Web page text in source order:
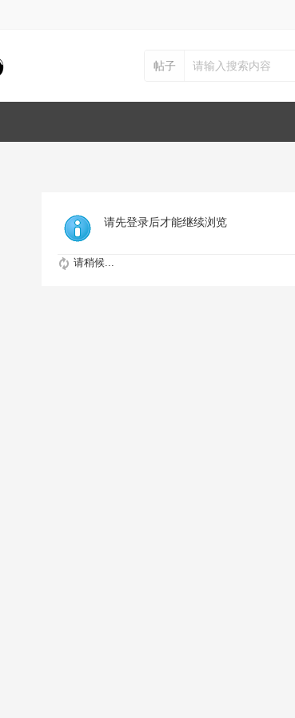
帖子
请先登录后才能继续浏览
请稍候...